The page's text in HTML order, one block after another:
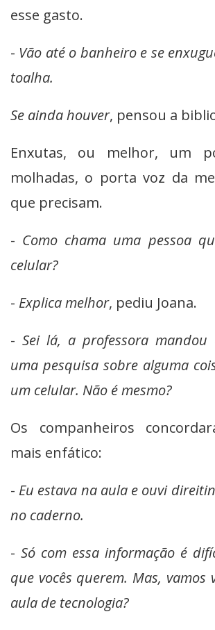
esse gasto.
- Vão até o banheiro e se
toalha.
Se ainda houver, pensou a
Enxutas, ou melhor, um
molhadas, o porta voz da
que precisam.
- Como chama uma pessoa
celular?
- Explica melhor, pediu Joana.
- Sei lá, a professora mandou
uma pesquisa sobre alguma
um celular. Não é mesmo?
Os companheiros
mais enfático:
- Eu estava na aula e ouvi
no caderno.
- Só com essa informação é
que vocês querem. Mas, vamos
aula de tecnologia?